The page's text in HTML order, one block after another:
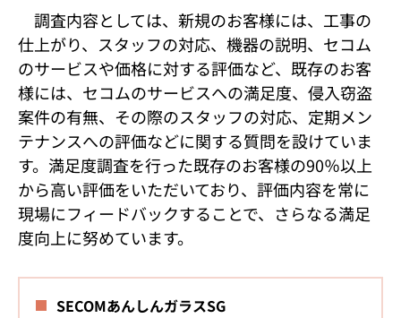
調査内容としては、新規のお客様には、工事の
仕上がり、スタッフの対応、機器の説明、セコム
のサービスや価格に対する評価など、既存のお客
様には、セコムのサービスへの満足度、侵入窃盗
案件の有無、その際のスタッフの対応、定期メン
テナンスへの評価などに関する質問を設けていま
す。満足度調査を行った既存のお客様の90％以上
から高い評価をいただいており、評価内容を常に
現場にフィードバックすることで、さらなる満足
度向上に努めています。
SECOMあんしんガラスSG